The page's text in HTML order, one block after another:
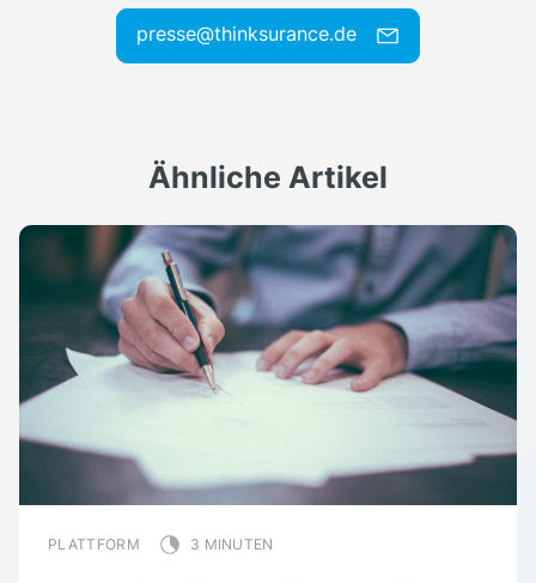
presse@thinksurance.de
Ähnliche Artikel
PLATTFORM 3 MINUTEN